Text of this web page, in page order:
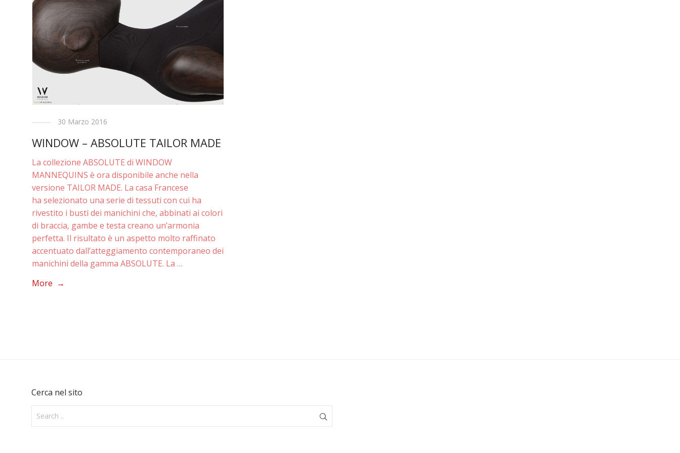
30 Marzo 2016
WINDOW – ABSOLUTE TAILOR MADE
La collezione ABSOLUTE di WINDOW
MANNEQUINS è ora disponibile anche nella
versione TAILOR MADE. La casa Francese
ha selezionato una serie di tessuti con cui ha
rivestito i busti dei manichini che, abbinati ai colori
di braccia, gambe e testa creano un’armonia
perfetta. Il risultato è un aspetto molto raffinato
accentuato dall’atteggiamento contemporaneo dei
manichini della gamma ABSOLUTE. La …
More →
Cerca nel sito